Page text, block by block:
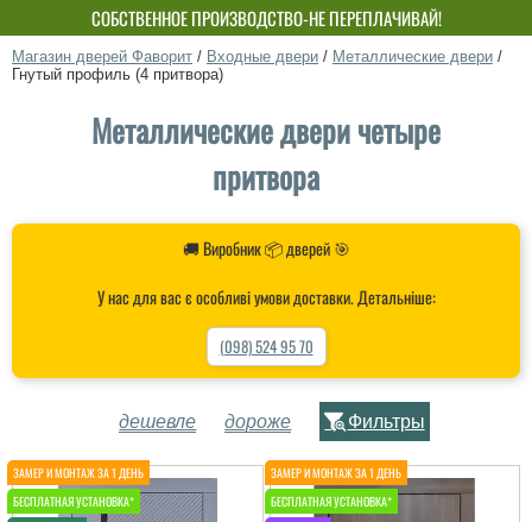
СОБСТВЕННОЕ ПРОИЗВОДСТВО-НЕ ПЕРЕПЛАЧИВАЙ!
Магазин дверей Фаворит / Входные двери / Металлические двери /
Гнутый профиль (4 притвора)
Металлические двери четыре
притвора
🚚 Виробник 📦 дверей 🎯
У нас для вас є особливі умови доставки. Детальніше:
(098) 524 95 70
дешевле дороже Фильтры